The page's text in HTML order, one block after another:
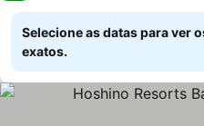
Selecione as datas para ver
exatos.